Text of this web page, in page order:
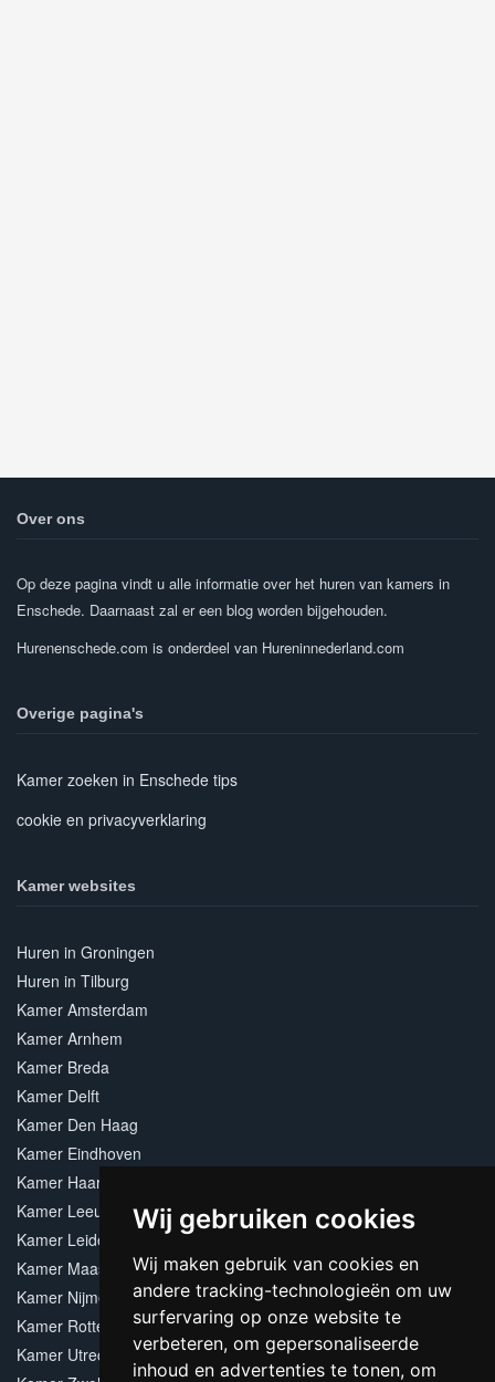
Wij gebruiken cookies
Wij maken gebruik van cookies en
andere tracking-technologieën om uw
surfervaring op onze website te
verbeteren, om gepersonaliseerde
inhoud en advertenties te tonen, om
Over ons
Op deze pagina vindt u alle informatie over het huren van kamers in
Enschede. Daarnaast zal er een blog worden bijgehouden.
Hurenenschede.com is onderdeel van Hureninnederland.com
Overige pagina's
Kamer zoeken in Enschede tips
cookie en privacyverklaring
Kamer websites
Huren in Groningen
Huren in Tilburg
Kamer Amsterdam
Kamer Arnhem
Kamer Breda
Kamer Delft
Kamer Den Haag
Kamer Eindhoven
Kamer Haarlem
Kamer Leeuwarden
Kamer Leiden
Kamer Maastricht
Kamer Nijmegen
Kamer Rotterdam
Kamer Utrecht